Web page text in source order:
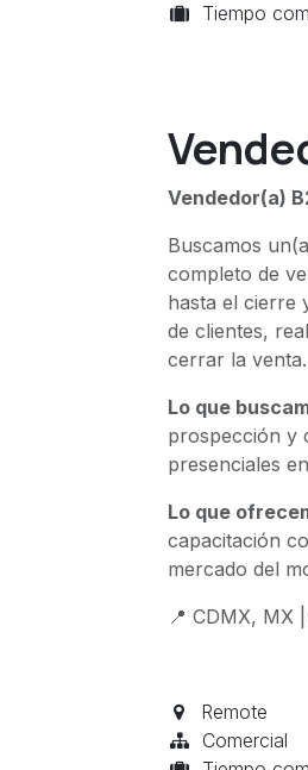
Tiempo
Vendedor(a)
Buscamos
completo de
hasta el cierre
de clientes,
cerrar la venta.
Lo que
prospección y
presenciales
Lo que
capacitación
mercado del
📍 CDMX, MX
Remote
Comercial